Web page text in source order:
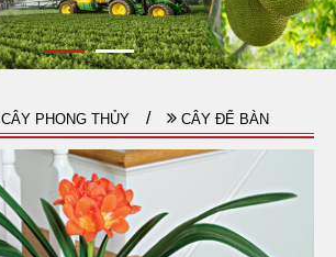
CÂY PHONG THỦY CÂY ĐỂ BÀN